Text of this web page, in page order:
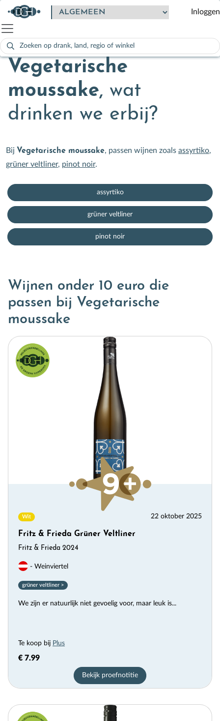
Zoeken
naar:
Als de resultaten voor automatisch aanvullen beschikbaar zijn,
Inloggen
Vegetarische
moussake, wat
drinken we erbij?
Bij Vegetarische moussake, passen wijnen zoals assyrtiko,
grüner veltliner, pinot noir.
assyrtiko
grüner veltliner
pinot noir
Wijnen onder 10 euro die
passen bij Vegetarische
moussake
Wit 22 oktober 2025
Fritz & Frieda Grüner Veltliner
Fritz & Frieda 2024
- Weinviertel
grüner veltliner >
We zijn er natuurlijk niet gevoelig voor, maar leuk is...
Te koop bij Plus
€ 7.99
Bekijk proefnotitie